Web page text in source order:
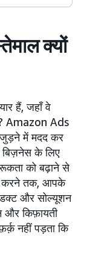
क्यों
हैं, जहाँ वे
Amazon Ads
में मदद कर
के लिए
को बढ़ाने से
करने तक, आपके
और सोल्यूशन
किफ़ायती
नहीं पड़ता कि